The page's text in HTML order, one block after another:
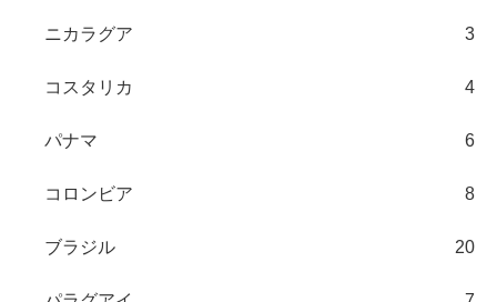
ニカラグア 3
コスタリカ 4
パナマ 6
コロンビア 8
ブラジル 20